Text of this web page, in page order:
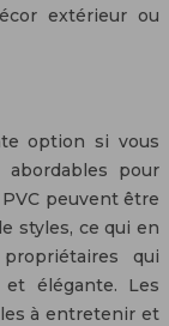
extérieur ou
option si vous
pour
peuvent être
styles, ce qui en
qui
élégante. Les
à entretenir et